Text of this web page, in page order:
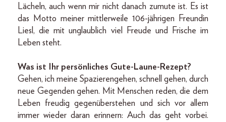
Lächeln, auch wenn mir nicht danach zumute ist. Es ist
das Motto meiner mittlerweile 106-jährigen Freundin
Liesl, die mit unglaublich viel Freude und Frische im
Leben steht.
Was ist Ihr persönliches Gute-Laune-Rezept?
Gehen, ich meine Spazierengehen, schnell gehen, durch
neue Gegenden gehen. Mit Menschen reden, die dem
Leben freudig gegenüberstehen und sich vor allem
immer wieder daran erinnern: Auch das geht vorbei.